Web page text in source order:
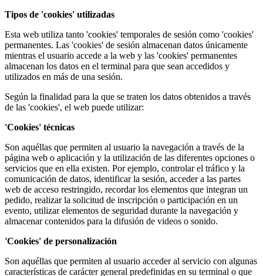
Tipos de 'cookies' utilizadas
Esta web utiliza tanto 'cookies' temporales de sesión como 'cookies'
permanentes. Las 'cookies' de sesión almacenan datos únicamente
mientras el usuario accede a la web y las 'cookies' permanentes
almacenan los datos en el terminal para que sean accedidos y
utilizados en más de una sesión.
Según la finalidad para la que se traten los datos obtenidos a través
de las 'cookies', el web puede utilizar:
'Cookies' técnicas
Son aquéllas que permiten al usuario la navegación a través de la
página web o aplicación y la utilización de las diferentes opciones o
servicios que en ella existen. Por ejemplo, controlar el tráfico y la
comunicación de datos, identificar la sesión, acceder a las partes
web de acceso restringido, recordar los elementos que integran un
pedido, realizar la solicitud de inscripción o participación en un
evento, utilizar elementos de seguridad durante la navegación y
almacenar contenidos para la difusión de videos o sonido.
'Cookies' de personalización
Son aquéllas que permiten al usuario acceder al servicio con algunas
características de carácter general predefinidas en su terminal o que